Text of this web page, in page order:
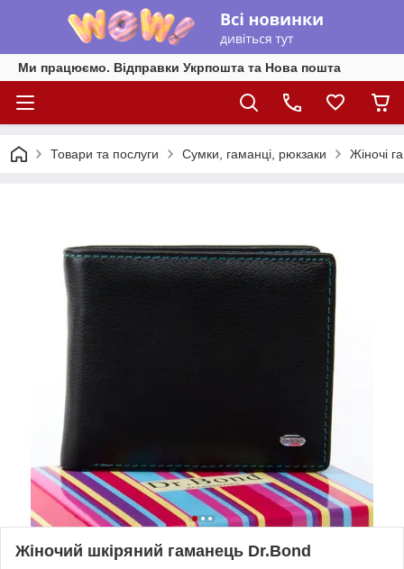
Ми працюємо. Відправки Укрпошта та Нова пошта
Товари та послуги Сумки, гаманці, рюкзаки Жіночі
Жіночий шкіряний гаманець Dr.Bond